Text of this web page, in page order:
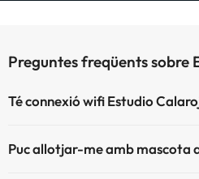
Preguntes freqüents sobre
Té connexió wifi Estudio
Puc allotjar-me amb mascota